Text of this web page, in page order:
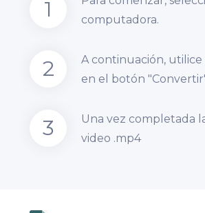
1
computadora.
2
A continuación,
en el botón
3
Una vez completada
video .mp4